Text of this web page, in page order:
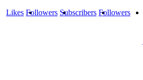
Likes Followers Subscribers Followers